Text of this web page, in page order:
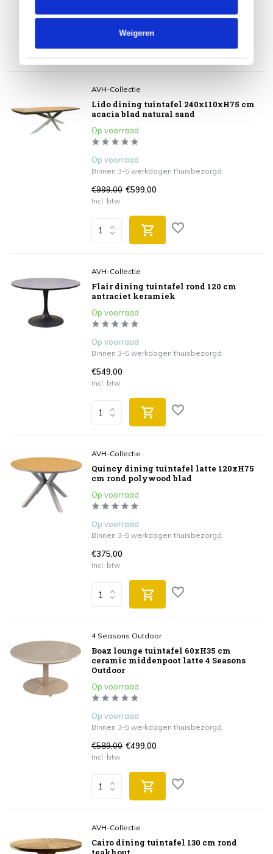
Weigeren
Incl. btw
AVH-Collectie
Lido dining tuintafel 240x110xH75 cm
acacia blad natural sand
Op voorraad
Op voorraad
Binnen 3-5 werkdagen thuisbezorgd.
€999,00 €599,00
Incl. btw
AVH-Collectie
Flair dining tuintafel rond 120 cm
antraciet keramiek
Op voorraad
Op voorraad
Binnen 3-5 werkdagen thuisbezorgd.
€549,00
Incl. btw
AVH-Collectie
Quincy dining tuintafel latte 120xH75
cm rond polywood blad
Op voorraad
Op voorraad
Binnen 3-5 werkdagen thuisbezorgd.
€375,00
Incl. btw
4 Seasons Outdoor
Boaz lounge tuintafel 60xH35 cm
ceramic middenpoot latte 4 Seasons
Outdoor
Op voorraad
Op voorraad
Binnen 3-5 werkdagen thuisbezorgd.
€589,00 €499,00
Incl. btw
AVH-Collectie
Cairo dining tuintafel 130 cm rond